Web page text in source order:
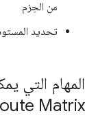
من الحِزم
تحديد
Matrix